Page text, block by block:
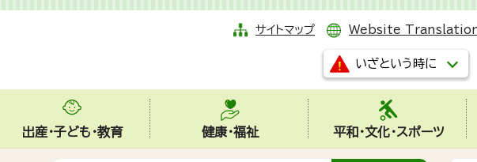
サイトマップ Website
いざという時に
出産・子ども・教育 健康・福祉 平和・文化・スポーツ